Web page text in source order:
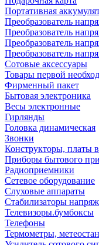
Портативная
Преобразователь
Преобразователь
Преобразователь
Преобразователь
Сотовые аксессуары
Товары первой
Фирменный пакет
Бытовая электроника
Весы электронные
Гирлянды
Головка динамическая
Звонки
Конструкторы, платы
Приборы бытового
Радиоприемники
Сетевое оборудование
Слуховые аппараты
Стабилизаторы
Телевизоры.бумбоксы
Телефоны
Термометры,